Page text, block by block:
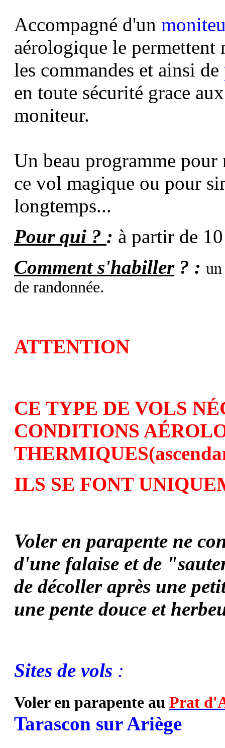
Accompagné d'un
aérologique le permettent
les commandes et ainsi de
en toute sécurité grace
moniteur.
Un beau programme
ce vol magique ou pour
longtemps...
Pour qui ? : à partir de
Comment s'habiller? : un
de randonnée.
ATTENTION
CE TYPE DE VOLS
CONDITIONS
THERMIQUES
ILS SE FONT
Voler en parapente ne
d'une falaise et de
de décoller après une
une pente douce et
Sites de vols :
Voler en parapente au Prat
Tarascon sur Ariège